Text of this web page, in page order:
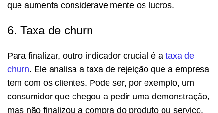
que aumenta consideravelmente os lucros.
6. Taxa de churn
Para finalizar, outro indicador crucial é a taxa de
churn. Ele analisa a taxa de rejeição que a empresa
tem com os clientes. Pode ser, por exemplo, um
consumidor que chegou a pedir uma demonstração,
mas não finalizou a compra do produto ou serviço.